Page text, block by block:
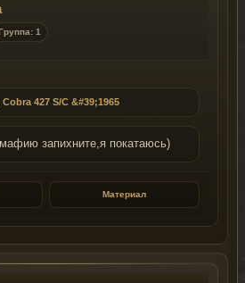
1
427 S/C &#39;1965
запихните,я покатаюсь)
Материал